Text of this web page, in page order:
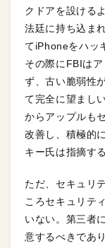
クドアを設ける
法廷に持ち込ま
てiPhoneをハッ
その際にFBIは
ず、古い脆弱性
て完全に望まし
からアップルも
改善し、積極的
キー氏は指摘する
ただ、セキュリ
ころセキュリテ
いない。第三者
意するべきであ